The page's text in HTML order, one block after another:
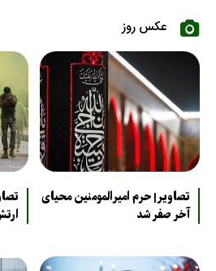
عکس روز
تصاویر| حرم امیرالمومنین محیای
آخر صفر شد